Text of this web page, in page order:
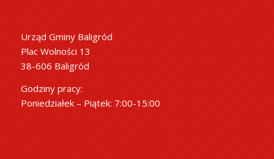
Urząd Gminy Baligród
Plac Wolności 13
38-606 Baligród
Godziny pracy:
Poniedziałek – Piątek: 7:00-15:00